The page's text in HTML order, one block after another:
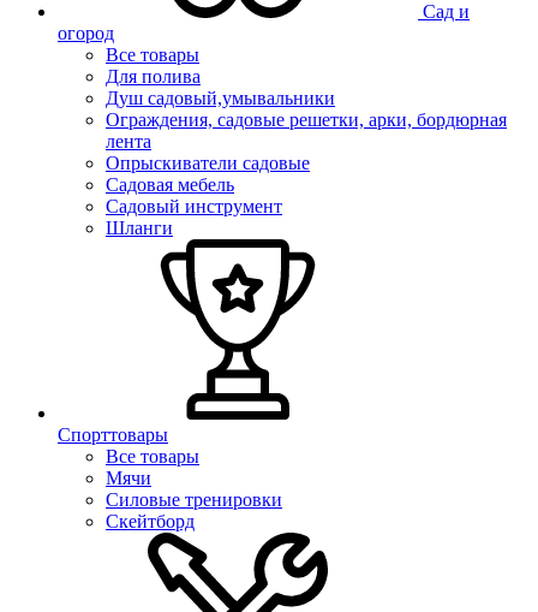
Сад и
огород
Все товары
Для полива
Душ садовый,умывальники
Ограждения, садовые решетки, арки, бордюрная
лента
Опрыскиватели садовые
Садовая мебель
Садовый инструмент
Шланги
Спорттовары
Все товары
Мячи
Силовые тренировки
Скейтборд